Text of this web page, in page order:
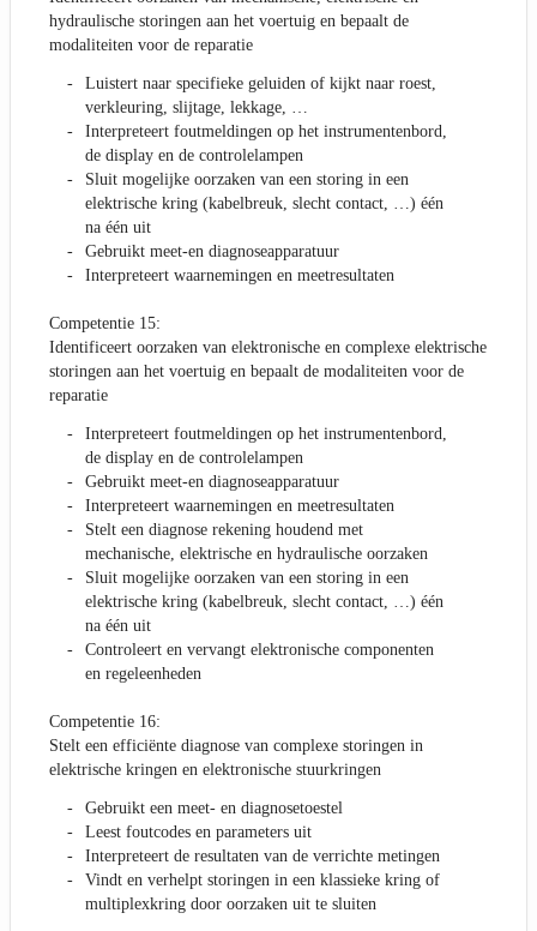
hydraulische storingen aan het voertuig en bepaalt de
modaliteiten voor de reparatie
Luistert naar specifieke geluiden of kijkt naar roest,
verkleuring, slijtage, lekkage, …
Interpreteert foutmeldingen op het instrumentenbord,
de display en de controlelampen
Sluit mogelijke oorzaken van een storing in een
elektrische kring (kabelbreuk, slecht contact, …) één
na één uit
Gebruikt meet-en diagnoseapparatuur
Interpreteert waarnemingen en meetresultaten
Competentie 15:
Identificeert oorzaken van elektronische en complexe elektrische
storingen aan het voertuig en bepaalt de modaliteiten voor de
reparatie
Interpreteert foutmeldingen op het instrumentenbord,
de display en de controlelampen
Gebruikt meet-en diagnoseapparatuur
Interpreteert waarnemingen en meetresultaten
Stelt een diagnose rekening houdend met
mechanische, elektrische en hydraulische oorzaken
Sluit mogelijke oorzaken van een storing in een
elektrische kring (kabelbreuk, slecht contact, …) één
na één uit
Controleert en vervangt elektronische componenten
en regeleenheden
Competentie 16:
Stelt een efficiënte diagnose van complexe storingen in
elektrische kringen en elektronische stuurkringen
Gebruikt een meet- en diagnosetoestel
Leest foutcodes en parameters uit
Interpreteert de resultaten van de verrichte metingen
Vindt en verhelpt storingen in een klassieke kring of
multiplexkring door oorzaken uit te sluiten